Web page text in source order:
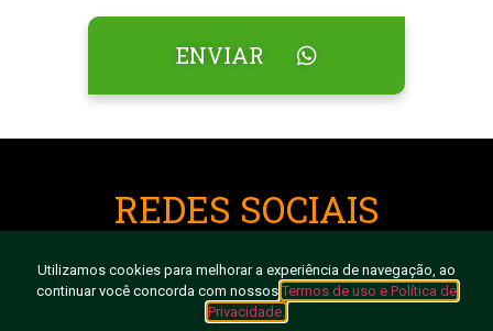
ENVIAR
REDES SOCIAIS
Utilizamos cookies para melhorar a experiência de navegação, ao
continuar você concorda com nossos Termos de uso e Política de
Privacidade.